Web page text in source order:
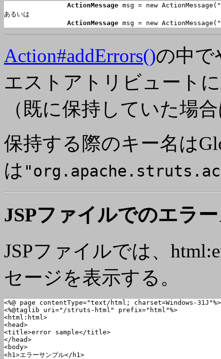
ActionMessage msg = new ActionMessage("
あるいは
ActionMessage msg = new ActionMessage("
Action#addErrors()の中で
エストアトリビュート
（既に保持していた場
保持する際のキー名は
は
JSPファイルでのエラ
JSPファイルでは、
セージを表示する。
<%@ page contentType="text/html; charset=Windows-31J"%>
<%@taglib uri="/struts-html" prefix="html"%>
<html:html>
<head>
<title>error sample</title>
</head>
<body>
<h1>エラーサンプル</h1>